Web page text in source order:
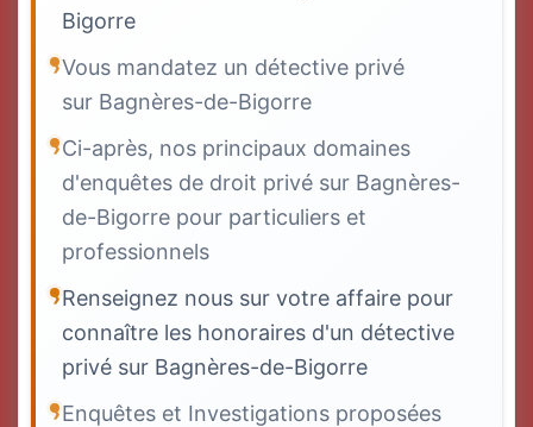
Bigorre
Vous mandatez un détective privé
sur Bagnères-de-Bigorre
Ci-après, nos principaux domaines
d'enquêtes de droit privé sur Bagnères-
de-Bigorre pour particuliers et
professionnels
Renseignez nous sur votre affaire pour
connaître les honoraires d'un détective
privé sur Bagnères-de-Bigorre
Enquêtes et Investigations proposées